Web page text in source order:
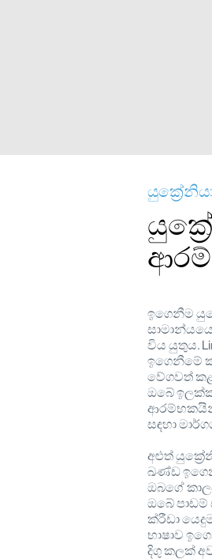
ඉගෙනීම
විය යුතුය.
ඉගෙනීමේ
වේගවත්
ඔබේ
සඳහා
අළුත්
ඛණ්ඩ
ඔබගේ
ඔබේ
ක්රීඩා
භාෂාව
දිගු කලක්